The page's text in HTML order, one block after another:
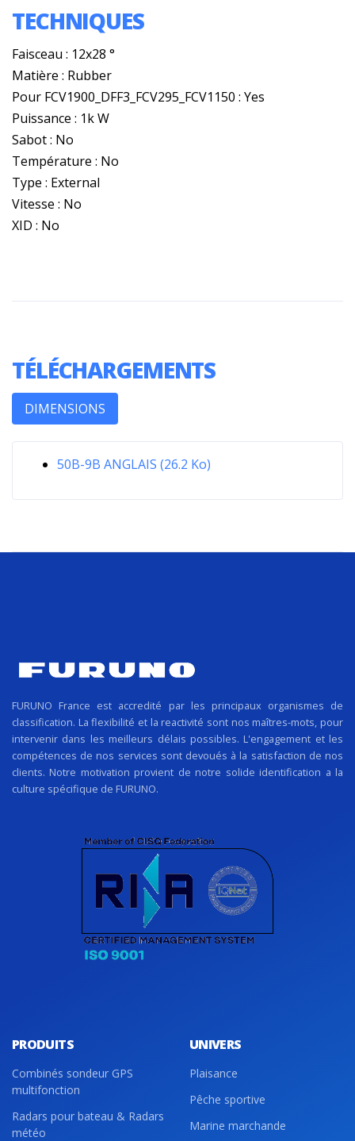
TECHNIQUES
Faisceau : 12x28 °
Matière : Rubber
Pour FCV1900_DFF3_FCV295_FCV1150 : Yes
Puissance : 1k W
Sabot : No
Température : No
Type : External
Vitesse : No
XID : No
TÉLÉCHARGEMENTS
DIMENSIONS
50B-9B ANGLAIS (26.2 Ko)
FURUNO France est accredité par les principaux organismes de
classification. La flexibilité et la reactivité sont nos maîtres-mots, pour
intervenir dans les meilleurs délais possibles. L'engagement et les
compétences de nos services sont devoués à la satisfaction de nos
clients. Notre motivation provient de notre solide identification a la
culture spécifique de FURUNO.
PRODUITS
Combinés sondeur GPS
multifonction
Radars pour bateau & Radars
météo
UNIVERS
Plaisance
Pêche sportive
Marine marchande